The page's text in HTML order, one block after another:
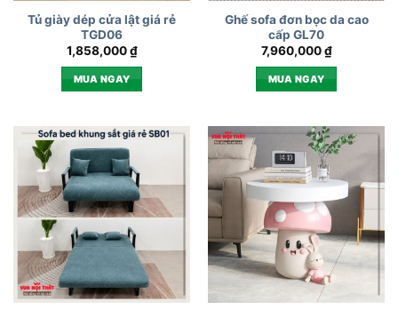
Tủ giày dép cửa lật giá rẻ
TGD06
1,858,000₫
MUA NGAY
Ghế sofa đơn bọc da cao
cấp GL70
7,960,000₫
MUA NGAY